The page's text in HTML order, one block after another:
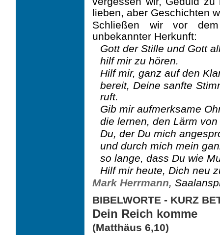
lieben, aber Geschichten
Schließen wir vor
unbekannter Herkunft:
Gott der Stille und Gott
hilf mir zu hören.
Hilf mir, ganz auf den
bereit, Deine sanfte
ruft.
Gib mir aufmerksame
die lernen, den Lärm
Du, der Du mich
und durch mich mein
so lange, dass Du wie
Hilf mir heute, Dich neu
Mark Herrmann,
BIBELWORTE - KURZ
Dein Reich komme
(Matthäus 6,10)